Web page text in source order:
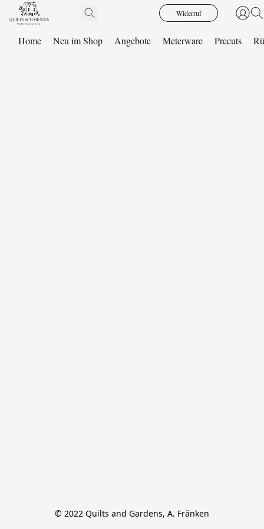
Widerruf
Home Neu im Shop Angebote Meterware Precuts
© 2022 Quilts and Gardens, A. Fränken